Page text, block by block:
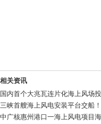
相关资讯
国内首个大兆瓦连片化海上风场投
三峡首艘海上风电安装平台交船！
中广核惠州港口一海上风电项目